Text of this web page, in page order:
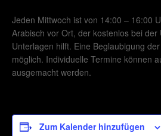
Jeden Mittwoch ist von 14:00 – 16:00
Arabisch vor Ort, der kostenlos bei der
Unterlagen hilft. Eine Beglaubigung
möglich. Individuelle Termine können
ausgemacht werden.
Zum Kalender hinzufügen